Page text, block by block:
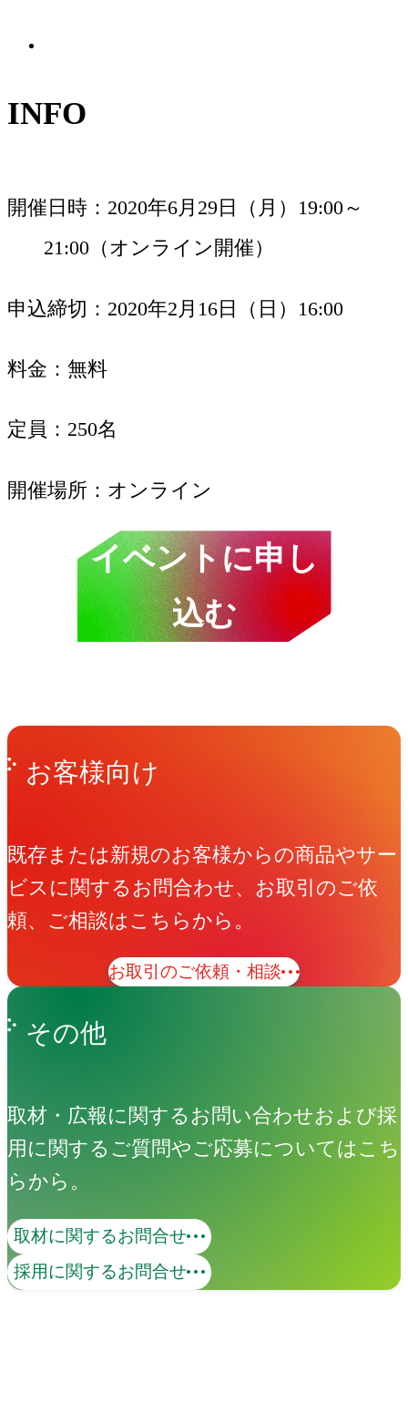
INFO
開催日時
2020年6月29日（月）19:00～
21:00（オンライン開催）
申込締切 2020年2月16日（日）16:00
料金 無料
定員 250名
開催場所 オンライン
イベントに申し
込む
Get in Touchお問い合わせ
お客様向け
既存または新規のお客様からの商品やサー
ビスに関するお問合わせ、お取引のご依
頼、ご相談はこちらから。
お取引のご依頼・相談
その他
取材・広報に関するお問い合わせおよび採
用に関するご質問やご応募についてはこち
らから。
取材に関するお問合せ
採用に関するお問合せ